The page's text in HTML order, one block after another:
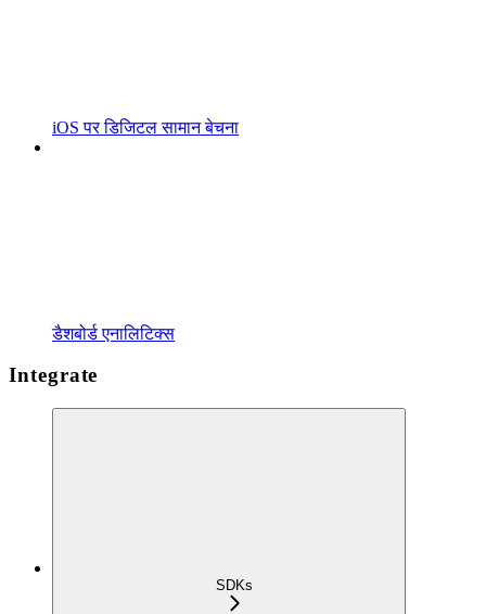
iOS पर डिजिटल सामान बेचना
डैशबोर्ड एनालिटिक्स
Integrate
SDKs